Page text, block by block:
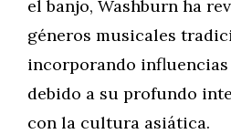
el banjo, Washburn ha
géneros musicales
incorporando
debido a su profundo
con la cultura asiática.